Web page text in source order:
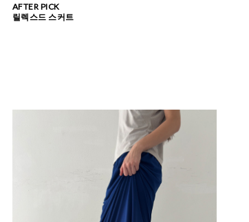
AFTER PICK
릴렉스드 스커트